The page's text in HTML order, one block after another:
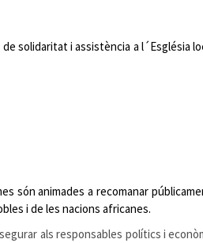
solidaritat i assistència a l´Església
són animades a recomanar
i de les nacions africanes.
als responsables polítics i